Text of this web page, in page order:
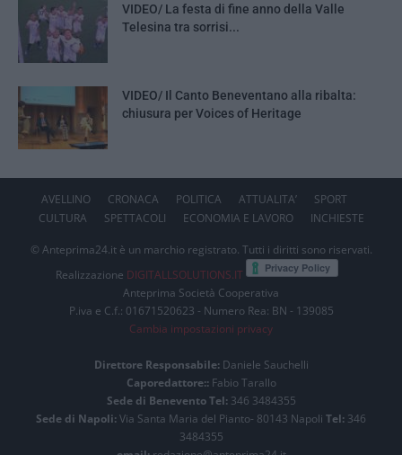
VIDEO/ La festa di fine anno della Valle
Telesina tra sorrisi...
VIDEO/ Il Canto Beneventano alla ribalta:
chiusura per Voices of Heritage
AVELLINO CRONACA POLITICA ATTUALITA’
SPORT
CULTURA
SPETTACOLI ECONOMIA E LAVORO INCHIESTE
© Anteprima24.it è un marchio registrato. Tutti i diritti sono riservati.
Realizzazione DIGITALLSOLUTIONS.IT
Anteprima Società Cooperativa
P.iva e C.f.: 01671520623 - Numero Rea: BN - 139085
Cambia impostazioni privacy
Direttore Responsabile:Daniele Sauchelli
Caporedattore::Fabio Tarallo
Sede di Benevento Tel: 346 3484355
Sede di Napoli:Via Santa Maria del Pianto- 80143 Napoli Tel: 346
3484355